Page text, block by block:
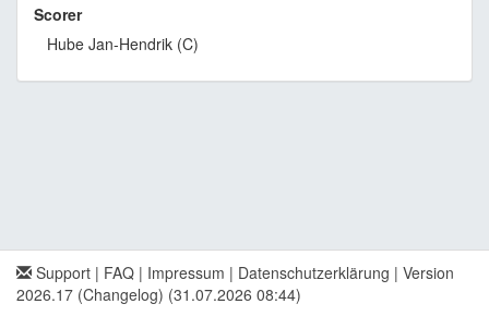
Scorer
Hube Jan-Hendrik (C)
Support | FAQ | Impressum | Datenschutzerklärung | Version
2026.17 (Changelog) (31.07.2026 08:44)